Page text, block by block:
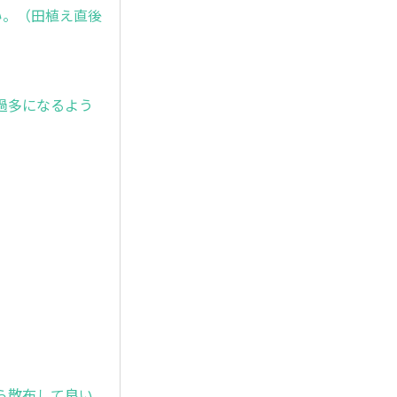
（田植え直後
多になるよう